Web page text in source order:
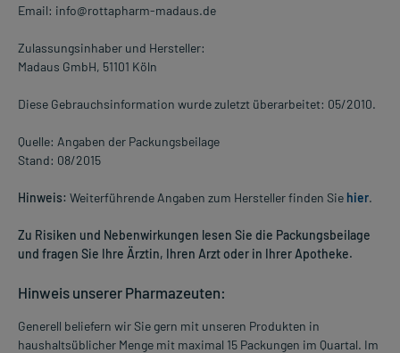
Email: info@rottapharm-madaus.de
Zulassungsinhaber und Hersteller:
Madaus GmbH, 51101 Köln
Diese Gebrauchsinformation wurde zuletzt überarbeitet: 05/2010.
Quelle: Angaben der Packungsbeilage
Stand: 08/2015
Hinweis: Weiterführende Angaben zum Hersteller finden Sie hier.
Zu Risiken und Nebenwirkungen lesen Sie die Packungsbeilage
und fragen Sie Ihre Ärztin, Ihren Arzt oder in Ihrer Apotheke.
Hinweis unserer Pharmazeuten:
Generell beliefern wir Sie gern mit unseren Produkten in
haushaltsüblicher Menge mit maximal 15 Packungen im Quartal. Im